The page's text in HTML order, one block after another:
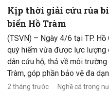
Nông nghiệp và Môi trường.
Kịp thời giải cứu rùa
biển Hồ Tràm
(TSVN) – Ngày 4/6 tại TP. Hồ
quý hiếm vừa được lực lượng
dân cứu hộ, thả về môi
Tràm, góp phần bảo vệ đa
cộng đồng trong công tác
2 tháng trước Nghề cá trong